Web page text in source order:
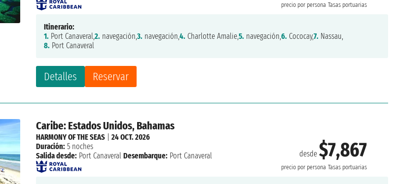
precio por persona Tasas portuarias
Detalles Reservar
Itinerario:
1. Port Canaveral,2. navegación,3. navegación,4. Charlotte Amalie,5. navegación,6. Cococay,7. Nassau,
8. Port Canaveral
Caribe: Estados Unidos, Bahamas
desde$7,867
precio por persona Tasas portuarias
HARMONY OF THE SEAS |24 OCT. 2026
Duración: 5 noches
Salida desde: Port Canaveral Desembarque: Port Canaveral